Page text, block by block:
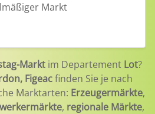
Markt
Markt im Departement Lot?
Figeacfinden Sie je nach
Marktarten: Erzeugermärkte,
, regionale Märkte,